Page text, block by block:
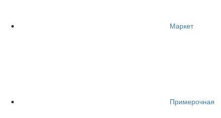
Маркет
Примерочная